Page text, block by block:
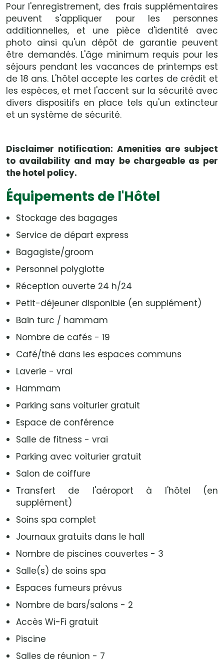
Pour l'enregistrement, des frais supplémentaires
peuvent s'appliquer pour les personnes
additionnelles, et une pièce d'identité avec
photo ainsi qu'un dépôt de garantie peuvent
être demandés. L'âge minimum requis pour les
séjours pendant les vacances de printemps est
de 18 ans. L'hôtel accepte les cartes de crédit et
les espèces, et met l'accent sur la sécurité avec
divers dispositifs en place tels qu'un extincteur
et un système de sécurité.
Disclaimer notification: Amenities are subject
to availability and may be chargeable as per
the hotel policy.
Équipements de l'Hôtel
Stockage des bagages
Service de départ express
Bagagiste/groom
Personnel polyglotte
Réception ouverte 24 h/24
Petit-déjeuner disponible (en supplément)
Bain turc / hammam
Nombre de cafés - 19
Café/thé dans les espaces communs
Laverie - vrai
Hammam
Parking sans voiturier gratuit
Espace de conférence
Salle de fitness - vrai
Parking avec voiturier gratuit
Salon de coiffure
Transfert de l'aéroport à l'hôtel (en
supplément)
Soins spa complet
Journaux gratuits dans le hall
Nombre de piscines couvertes - 3
Salle(s) de soins spa
Espaces fumeurs prévus
Nombre de bars/salons - 2
Accès Wi-Fi gratuit
Piscine
Salles de réunion - 7